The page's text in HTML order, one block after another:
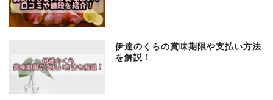
伊達のくらの賞味期限や支払い方法
を解説！